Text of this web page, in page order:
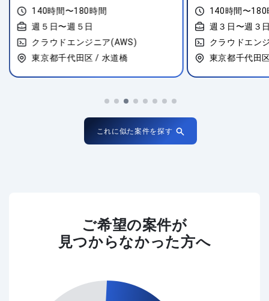
140時間〜180時間
週３日〜週３日
クラウドエンジニア(AWS)
東京都千代田区 / 東京
140時間〜180
週５日〜週５
クラウドエン
東京都中央区
これに似た案件を探す
ご希望の案件が
見つからなかった方へ